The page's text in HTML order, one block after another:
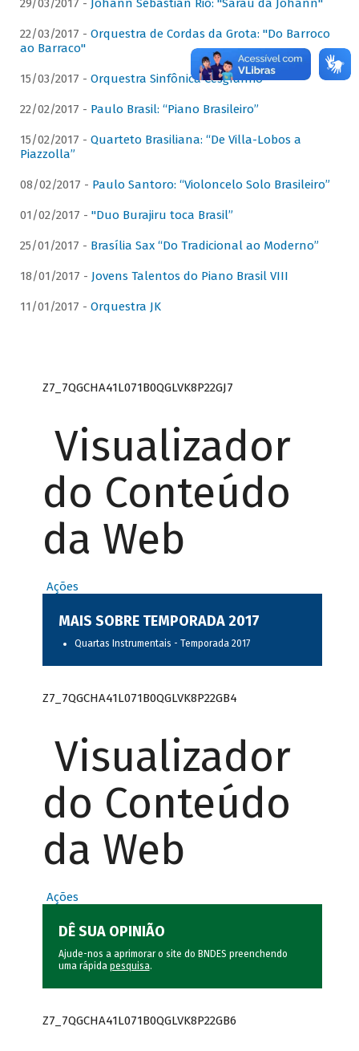
29/03/2017 - Johann Sebastian Rio: "Sarau da Johann"
22/03/2017 - Orquestra de Cordas da Grota: "Do Barroco
ao Barraco"
15/03/2017 - Orquestra Sinfônica Cesgranrio
22/02/2017 - Paulo Brasil: “Piano Brasileiro”
15/02/2017 - Quarteto Brasiliana: “De Villa-Lobos a
Piazzolla”
08/02/2017 - Paulo Santoro: “Violoncelo Solo Brasileiro”
01/02/2017 - "Duo Burajiru toca Brasil”
25/01/2017 - Brasília Sax “Do Tradicional ao Moderno”
18/01/2017 - Jovens Talentos do Piano Brasil VIII
11/01/2017 - Orquestra JK
Z7_7QGCHA41L071B0QGLVK8P22GJ7
Visualizador
do Conteúdo
da Web
Ações
MAIS SOBRE TEMPORADA 2017
Quartas Instrumentais - Temporada 2017
Z7_7QGCHA41L071B0QGLVK8P22GB4
Visualizador
do Conteúdo
da Web
Ações
DÊ SUA OPINIÃO
Ajude-nos a aprimorar o site do BNDES preenchendo
uma rápida pesquisa.
Z7_7QGCHA41L071B0QGLVK8P22GB6